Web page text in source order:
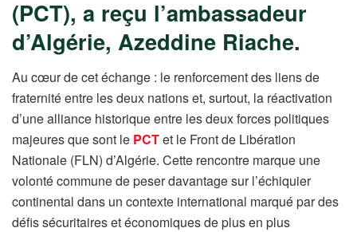
(PCT), a reçu l’ambassadeur
d’Algérie, Azeddine Riache.
Au cœur de cet échange : le renforcement des liens de
fraternité entre les deux nations et, surtout, la réactivation
d’une alliance historique entre les deux forces politiques
majeures que sont le PCTet le Front de Libération
Nationale (FLN) d’Algérie. Cette rencontre marque une
volonté commune de peser davantage sur l’échiquier
continental dans un contexte international marqué par des
défis sécuritaires et économiques de plus en plus